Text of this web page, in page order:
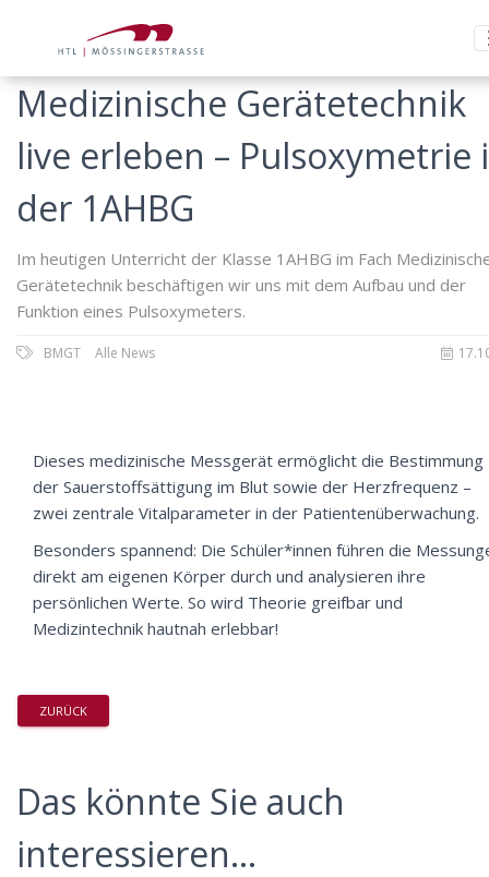
Medizinische Gerätetechnik
live erleben – Pulsoxymetrie
der 1AHBG
Im heutigen Unterricht der Klasse 1AHBG im Fach
Gerätetechnik beschäftigen wir uns mit dem Aufbau und der
Funktion eines Pulsoxymeters.
BMGT Alle News
Dieses medizinische Messgerät ermöglicht die Bestimmung
der Sauerstoffsättigung im Blut sowie der Herzfrequenz –
zwei zentrale Vitalparameter in der Patientenüberwachung.
Besonders spannend: Die Schüler*innen führen die
direkt am eigenen Körper durch und analysieren ihre
persönlichen Werte. So wird Theorie greifbar und
Medizintechnik hautnah erlebbar!
ZURÜCK
Das könnte Sie auch
interessieren...